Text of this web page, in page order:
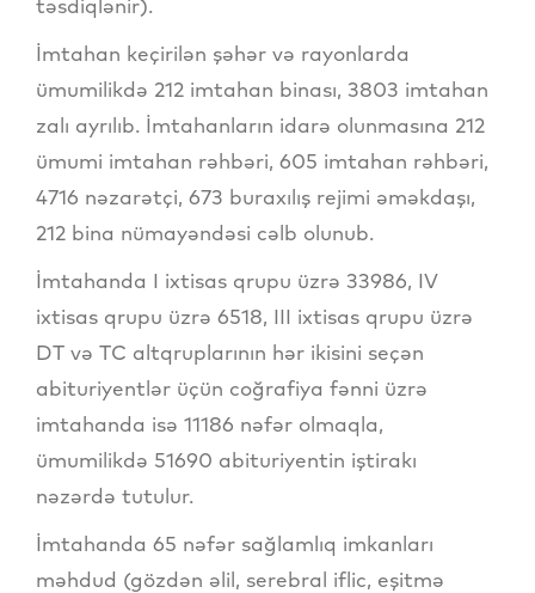
təsdiqlənir).
İmtahan keçirilən şəhər və rayonlarda
ümumilikdə 212 imtahan binası, 3803 imtahan
zalı ayrılıb. İmtahanların idarə olunmasına 212
ümumi imtahan rəhbəri, 605 imtahan rəhbəri,
4716 nəzarətçi, 673 buraxılış rejimi əməkdaşı,
212 bina nümayəndəsi cəlb olunub.
İmtahanda I ixtisas qrupu üzrə 33986, IV
ixtisas qrupu üzrə 6518, III ixtisas qrupu üzrə
DT və TC altqruplarının hər ikisini seçən
abituriyentlər üçün coğrafiya fənni üzrə
imtahanda isə 11186 nəfər olmaqla,
ümumilikdə 51690 abituriyentin iştirakı
nəzərdə tutulur.
İmtahanda 65 nəfər sağlamlıq imkanları
məhdud (gözdən əlil, serebral iflic, eşitmə